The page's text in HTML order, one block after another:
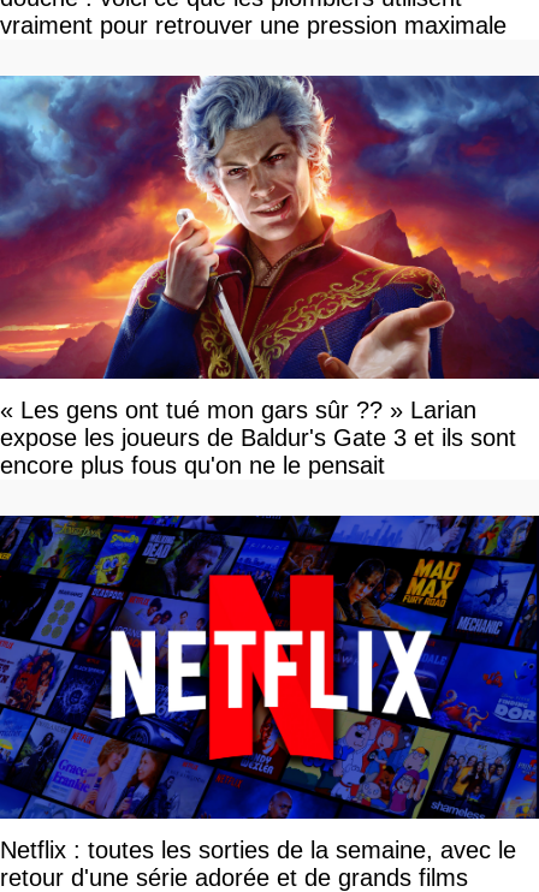
vraiment pour retrouver une pression maximale
« Les gens ont tué mon gars sûr ?? » Larian
expose les joueurs de Baldur's Gate 3 et ils sont
encore plus fous qu'on ne le pensait
Netflix : toutes les sorties de la semaine, avec le
retour d'une série adorée et de grands films